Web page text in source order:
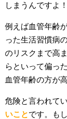
しまうんですよ！
例えば血管年齢
った生活習慣病
のリスクまで高
らといって偏っ
血管年齢の方が
危険と言われて
いことです。も